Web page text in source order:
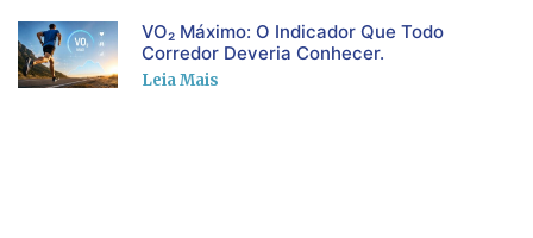
VO₂ Máximo: O Indicador Que Todo
Corredor Deveria Conhecer.
Leia Mais